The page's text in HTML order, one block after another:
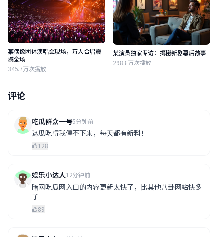
某偶像团体演唱会现场，万人合唱震
撼全场
345.7万次播放
某演员独家专访：揭秘新剧幕后故事
298.8万次播放
评论
吃瓜群众一号5分钟前
这瓜吃得我停不下来，每天都有新料！
128
娱乐小达人12分钟前
暗网吃瓜网入口的内容更新太快了，比其他八卦网站快多
了
89